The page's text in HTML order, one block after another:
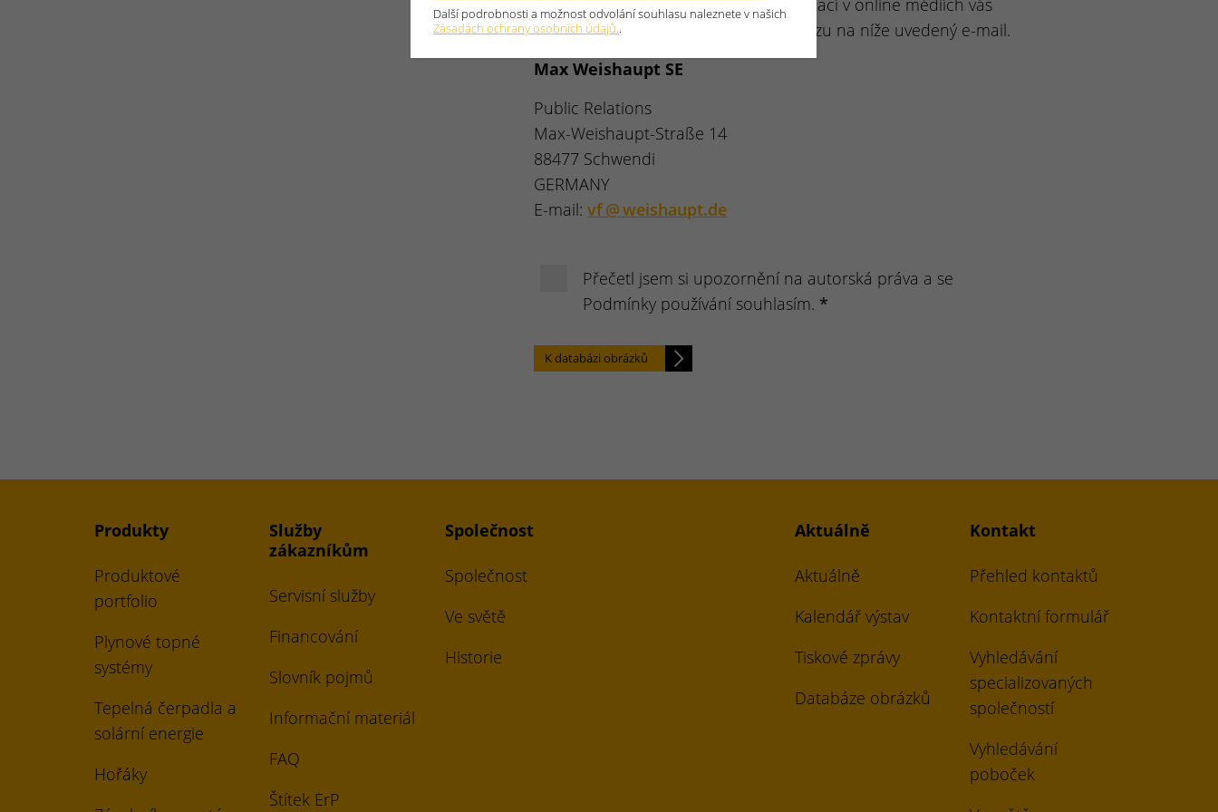
zaslali vzorovou kopii; v případě publikací v online médiích vás
požádáme o zaslání příslušného odkazu na níže uvedený e-mail.
Max Weishaupt SE
Public Relations
Max-Weishaupt-Straße 14
88477 Schwendi
GERMANY
E-mail:vf @ weishaupt.de
Přečetl jsem si upozornění na autorská práva a se
Podmínky používání souhlasím. *
K databázi obrázků
Produkty
Produktové
portfolio
Plynové topné
systémy
Tepelná čerpadla a
solární energie
Hořáky
Služby
zákazníkům
Servisní služby
Financování
Slovník pojmů
Informační materiál
FAQ
Štítek ErP
Společnost
Společnost
Ve světě
Historie
Aktuálně
Aktuálně
Kalendář výstav
Tiskové zprávy
Databáze obrázků
Kontakt
Přehled kontaktů
Kontaktní formulář
Vyhledávání
specializovaných
společností
Vyhledávání
poboček
Další podrobnosti a možnost odvolání souhlasu naleznete v našich
Zásadách ochrany osobních údajů..